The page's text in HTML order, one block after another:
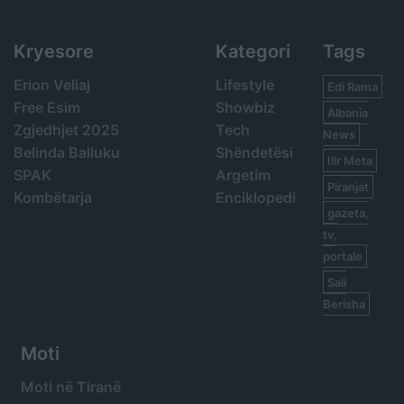
Kryesore
Erion Veliaj
Free Esim
Zgjedhjet 2025
Belinda Balluku
SPAK
Kombëtarja
Kategori
Lifestyle
Showbiz
Tech
Shëndetësi
Argetim
Enciklopedi
Tags
Edi Rama
Albania
News
Ilir Meta
Piranjat
gazeta,
tv,
portale
Sali
Berisha
Moti
Moti në Tiranë